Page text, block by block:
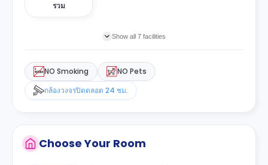
รวม
Show all 7 facilities
NO Smoking
NO Pets
กล้องวงจรปิดตลอด 24 ชม.
Choose Your Room